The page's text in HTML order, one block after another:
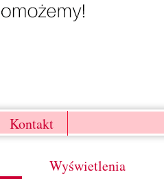
Kontakt
Wyświetlenia